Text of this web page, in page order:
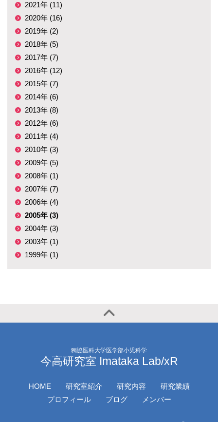
2021年 (11)
2020年 (16)
2019年 (2)
2018年 (5)
2017年 (7)
2016年 (12)
2015年 (7)
2014年 (6)
2013年 (8)
2012年 (6)
2011年 (4)
2010年 (3)
2009年 (5)
2008年 (1)
2007年 (7)
2006年 (4)
2005年 (3)
2004年 (3)
2003年 (1)
1999年 (1)
獨協医科大学医学部小児科学
今高研究室 Imataka Lab/xR
HOME 研究室紹介 研究内容
研究業績
プロフィール
ブログ メンバー